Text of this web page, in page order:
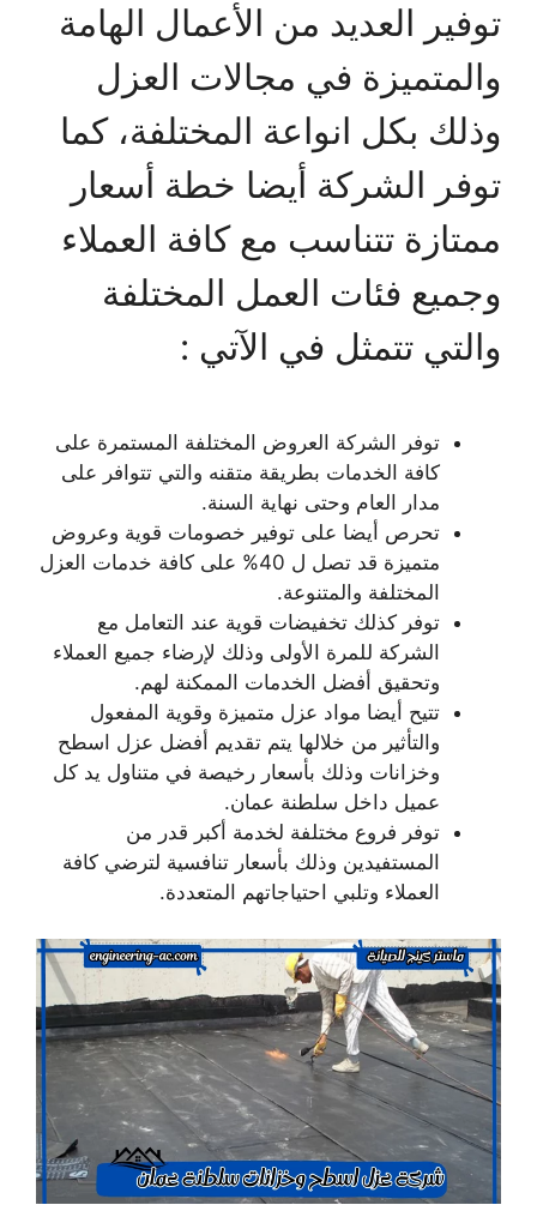
توفير العديد من الأعمال الهامة
والمتميزة في مجالات العزل
وذلك بكل انواعة المختلفة، كما
توفر الشركة أيضا خطة أسعار
ممتازة تتناسب مع كافة العملاء
وجميع فئات العمل المختلفة
والتي تتمثل في الآتي :
توفر الشركة العروض المختلفة المستمرة على
كافة الخدمات بطريقة متقنه والتي تتوافر على
مدار العام وحتى نهاية السنة.
تحرص أيضا على توفير خصومات قوية وعروض
متميزة قد تصل ل 40% على كافة خدمات العزل
المختلفة والمتنوعة.
توفر كذلك تخفيضات قوية عند التعامل مع
الشركة للمرة الأولى وذلك لإرضاء جميع العملاء
وتحقيق أفضل الخدمات الممكنة لهم.
تتيح أيضا مواد عزل متميزة وقوية المفعول
والتأثير من خلالها يتم تقديم أفضل عزل اسطح
وخزانات وذلك بأسعار رخيصة في متناول يد كل
عميل داخل سلطنة عمان.
توفر فروع مختلفة لخدمة أكبر قدر من
المستفيدين وذلك بأسعار تنافسية لترضي كافة
العملاء وتلبي احتياجاتهم المتعددة.